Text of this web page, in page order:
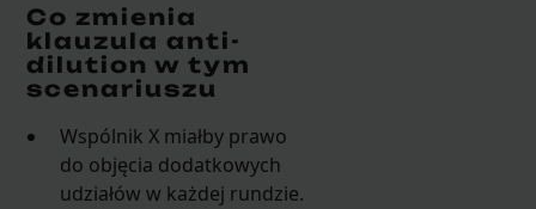
Co zmienia
klauzula anti-
dilution w tym
scenariuszu
Wspólnik X miałby prawo
do objęcia dodatkowych
udziałów w każdej rundzie.